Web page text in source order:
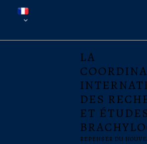
LA
DES
ET
REPENSER DU